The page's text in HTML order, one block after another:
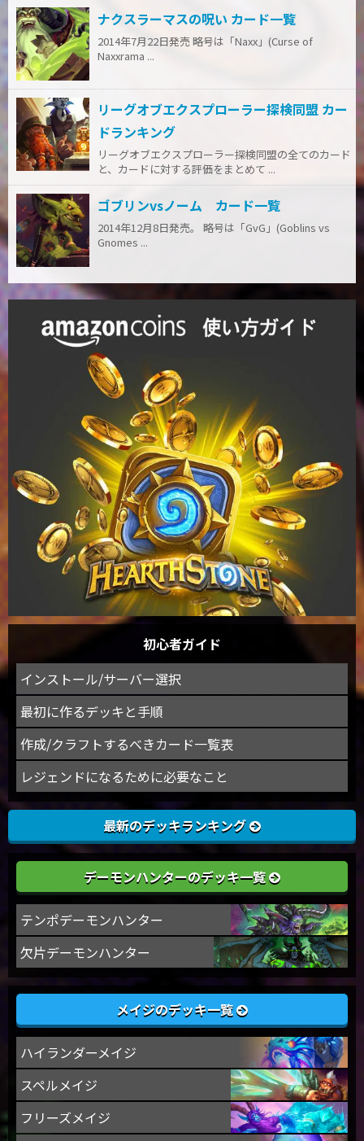
ナクスラーマスの呪い カード一覧
2014年7月22日発売 略号は「Naxx」(Curse of
Naxxrama ...
リーグオブエクスプローラー探検同盟 カー
ドランキング
リーグオブエクスプローラー探検同盟の全てのカード
と、カードに対する評価をまとめて ...
ゴブリンvsノーム カード一覧
2014年12月8日発売。 略号は「GvG」(Goblins vs
Gnomes ...
初心者ガイド
インストール/サーバー選択
最初に作るデッキと手順
作成/クラフトするべきカード一覧表
レジェンドになるために必要なこと
最新のデッキランキング
デーモンハンターのデッキ一覧
テンポデーモンハンター
欠片デーモンハンター
メイジのデッキ一覧
ハイランダーメイジ
スペルメイジ
フリーズメイジ